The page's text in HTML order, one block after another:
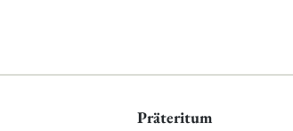
Präteritum